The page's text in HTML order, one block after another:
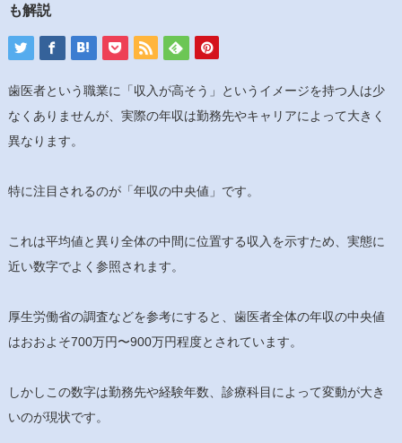
も解説
歯医者という職業に「収入が高そう」というイメージを持つ人は少
なくありませんが、実際の年収は勤務先やキャリアによって大きく
異なります。
特に注目されるのが「年収の中央値」です。
これは平均値と異り全体の中間に位置する収入を示すため、実態に
近い数字でよく参照されます。
厚生労働省の調査などを参考にすると、歯医者全体の年収の中央値
はおおよそ700万円〜900万円程度とされています。
しかしこの数字は勤務先や経験年数、診療科目によって変動が大き
いのが現状です。